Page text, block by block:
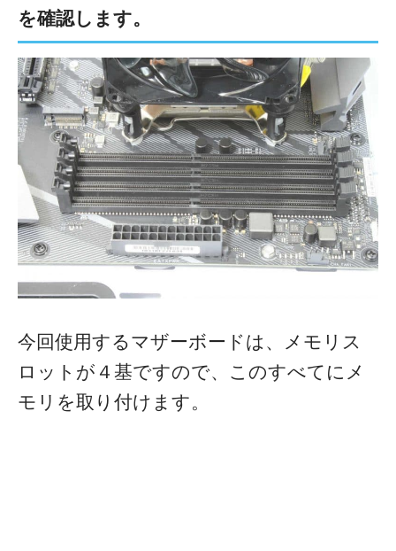
を確認します。
今回使用するマザーボードは、メモリス
ロットが４基ですので、このすべてにメ
モリを取り付けます。